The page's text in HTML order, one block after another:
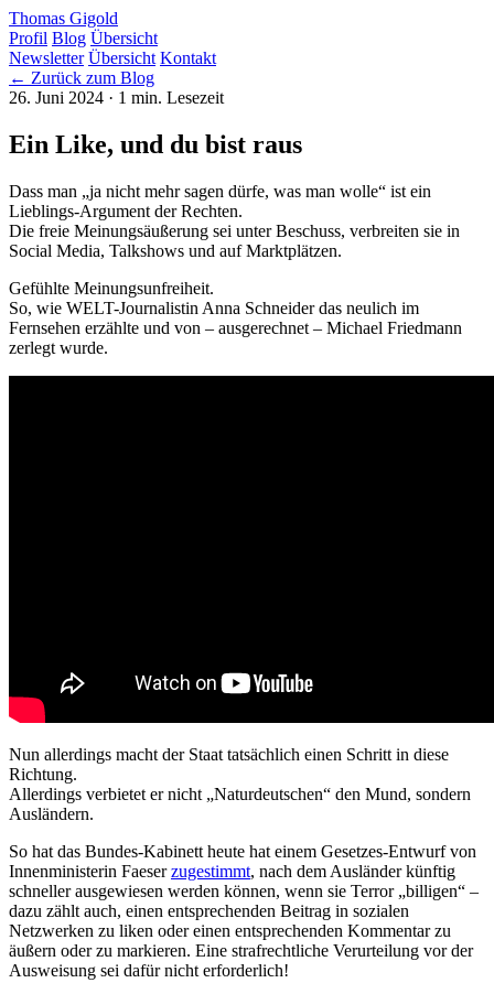
Thomas Gigold
Profil Blog Übersicht
Newsletter Übersicht Kontakt
← Zurück zum Blog
26. Juni 2024 · 1 min. Lesezeit
Ein Like, und du bist raus
Dass man „ja nicht mehr sagen dürfe, was man wolle“ ist ein
Lieblings-Argument der Rechten.
Die freie Meinungsäußerung sei unter Beschuss, verbreiten sie in
Social Media, Talkshows und auf Marktplätzen.
Gefühlte Meinungsunfreiheit.
So, wie WELT-Journalistin Anna Schneider das neulich im
Fernsehen erzählte und von – ausgerechnet – Michael Friedmann
zerlegt wurde.
Nun allerdings macht der Staat tatsächlich einen Schritt in diese
Richtung.
Allerdings verbietet er nicht „Naturdeutschen“ den Mund, sondern
Ausländern.
So hat das Bundes-Kabinett heute hat einem Gesetzes-Entwurf von
Innenministerin Faeserzugestimmt, nach dem Ausländer künftig
schneller ausgewiesen werden können, wenn sie Terror „billigen“ –
dazu zählt auch, einen entsprechenden Beitrag in sozialen
Netzwerken zu liken oder einen entsprechenden Kommentar zu
äußern oder zu markieren. Eine strafrechtliche Verurteilung vor der
Ausweisung sei dafür nicht erforderlich!